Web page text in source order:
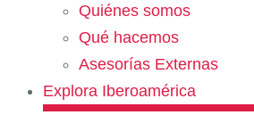
Quiénes somos
Qué hacemos
Asesorías Externas
Explora Iberoamérica